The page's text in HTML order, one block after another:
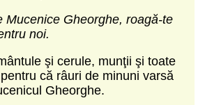
Mucenice Gheorghe, roagă-te
noi.
şi cerule, munţii şi toate
că râuri de minuni varsă
Gheor­ghe.